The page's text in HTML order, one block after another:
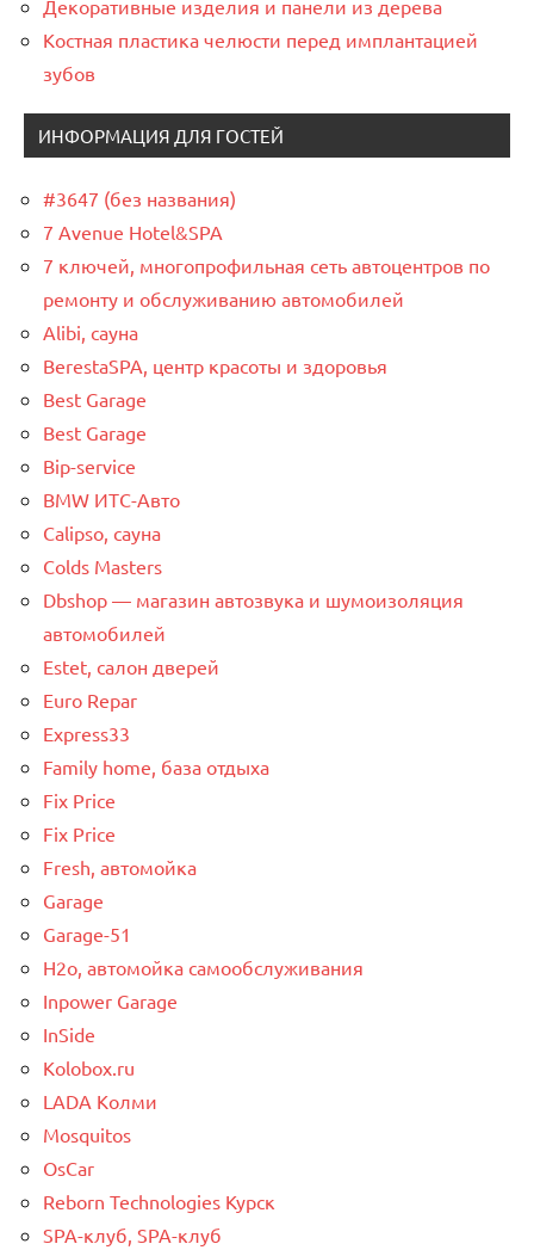
Декоративные изделия и панели из дерева
Костная пластика челюсти перед имплантацией
зубов
ИНФОРМАЦИЯ ДЛЯ ГОСТЕЙ
#3647 (без названия)
7 Avenue Hotel&SPA
7 ключей, многопрофильная сеть автоцентров по
ремонту и обслуживанию автомобилей
Alibi, сауна
BerestaSPA, центр красоты и здоровья
Best Garage
Best Garage
Bip-service
BMW ИТС-Авто
Calipso, сауна
Colds Masters
Dbshop — магазин автозвука и шумоизоляция
автомобилей
Estet, салон дверей
Euro Repar
Express33
Family home, база отдыха
Fix Price
Fix Price
Fresh, автомойка
Garage
Garage-51
H2o, автомойка самообслуживания
Inpower Garage
InSide
Kolobox.ru
LADA Колми
Mosquitos
OsCar
Reborn Technologies Курск
SPA-клуб, SPA-клуб